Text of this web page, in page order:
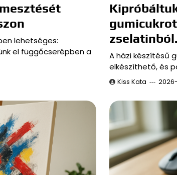
lehetséges:
el függőcserépben a
zselatinból.
A házi készítésű
elkészíthető, és
Kiss Kata